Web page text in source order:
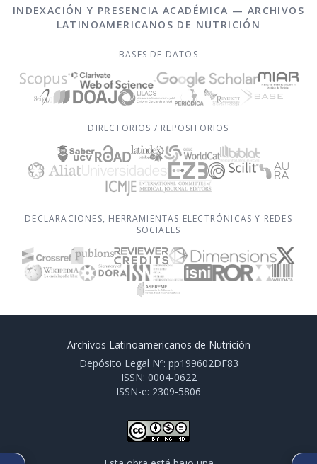
INDEXACIÓN Y PRESENCIA ACADÉMICA — ARCHIVOS
LATINOAMERICANOS DE NUTRICIÓN
BASES DE DATOS
DIRECTORIOS / REPOSITORIOS
DECLARACIONES, HERRAMIENTAS ELECTRÓNICAS Y REDES
SOCIALES
Archivos Latinoamericanos de Nutrición
Depósito Legal Nº: pp199602DF83
ISSN: 0004-0622
ISSN-e: 2309-5806